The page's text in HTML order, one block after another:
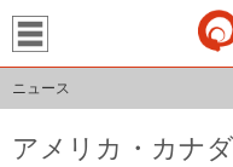
ニュース
アメリカ・カナ